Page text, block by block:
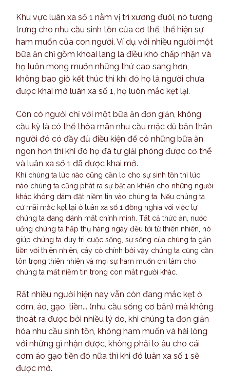
Khu vực luân xa số 1 nằm vị trí xương đuôi, nó tượng
trưng cho nhu cầu sinh tồn của cơ thể, thể hiện sự
ham muốn của con người. Ví dụ với nhiều người một
bữa ăn chỉ gồm khoai lang là điều khó chấp nhận và
họ luôn mong muốn những thứ cao sang hơn,
không bao giờ kết thúc thì khi đó họ là người chưa
được khai mở luân xa số 1, họ luôn mắc kẹt lại.
Còn có người chỉ với một bữa ăn đơn giản, không
cầu kỳ là có thể thỏa mãn nhu cầu mặc dù bản thân
người đó có đầy đủ điều kiện để có những bữa ăn
ngon hơn thì khi đó họ đã tự giải phóng được cơ thể
và luân xa số 1 đã được khai mở.
Khi chúng ta lúc nào cũng cần lo cho sự sinh tồn thì lúc
nào chúng ta cũng phát ra sự bất an khiến cho những người
khác không dám đặt niềm tin vào chúng ta. Nếu chúng ta
cứ mãi mắc kẹt lại ở luân xa số 1 đồng nghĩa với việc tự
chúng ta đang đánh mất chính mình. Tất cả thức ăn, nước
uống chúng ta hấp thụ hàng ngày đều tới từ thiên nhiên, nó
giúp chúng ta duy trì cuộc sống, sự sống của chúng ta gắn
liền với thiên nhiên, cây cỏ chính bởi vậy chúng ta cũng cần
tôn trọng thiên nhiên và mọi sự ham muốn chỉ làm cho
chúng ta mất niềm tin trong con mắt người khác.
Rất nhiều người hiện nay vẫn còn đang mắc kẹt ở
cơm, áo, gạo, tiền... (nhu cầu sống cơ bản) mà không
thoát ra được bởi nhiều lý do, khi chúng ta đơn giản
hóa nhu cầu sinh tồn, không ham muốn và hài lòng
với những gì nhận được, không phải lo âu cho cái
cơm áo gạo tiền đó nữa thì khi đó luân xa số 1 sẽ
được mở.